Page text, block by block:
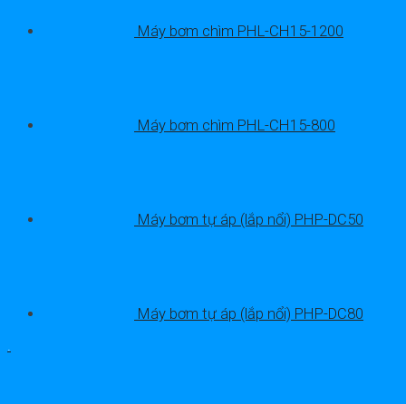
Máy bơm chìm PHL-CH15-1200
Máy bơm chìm PHL-CH15-800
Máy bơm tự áp (lắp nổi) PHP-DC50
Máy bơm tự áp (lắp nổi) PHP-DC80
.